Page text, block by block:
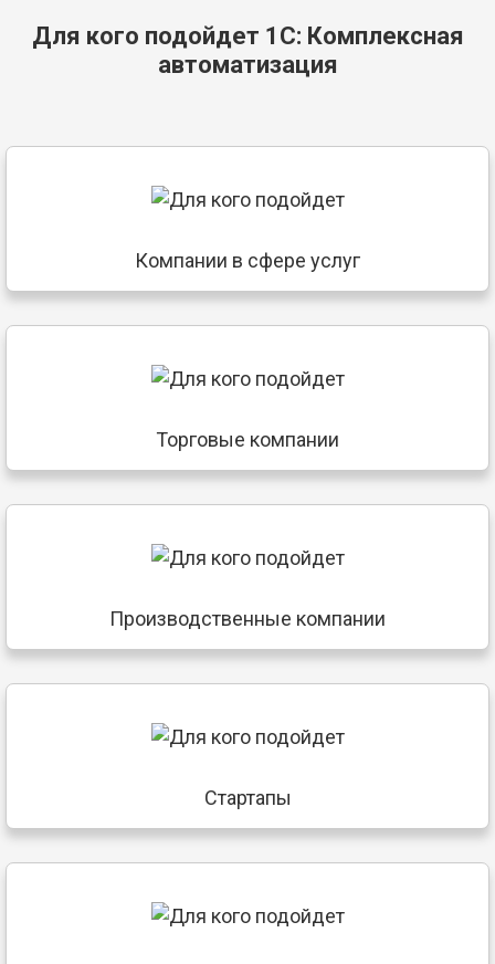
Для кого подойдет 1С: Комплексная
автоматизация
Компании в сфере услуг
Торговые компании
Производственные компании
Стартапы